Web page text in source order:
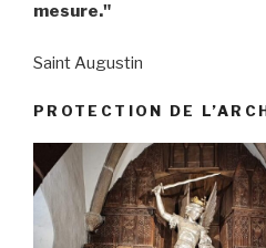
mesure."
Saint Augustin
PROTECTION DE